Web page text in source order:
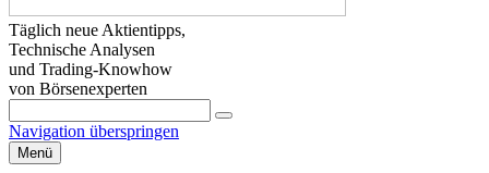
Täglich neue Aktientipps,
Technische Analysen
und Trading-Knowhow
von Börsenexperten
Navigation überspringen
Menü